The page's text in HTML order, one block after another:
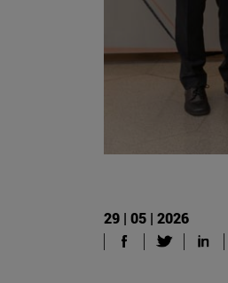
29 | 05 | 2026